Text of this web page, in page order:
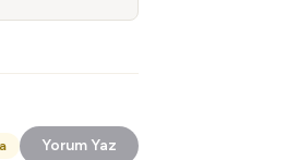
Yorum Yaz